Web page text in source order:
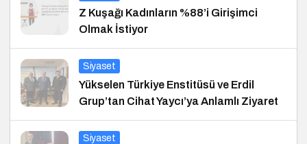
Z Kuşağı Kadınların %88’i Girişimci
Olmak İstiyor
Siyaset
Yükselen Türkiye Enstitüsü ve Erdil
Grup’tan Cihat Yaycı’ya Anlamlı Ziyaret
Siyaset